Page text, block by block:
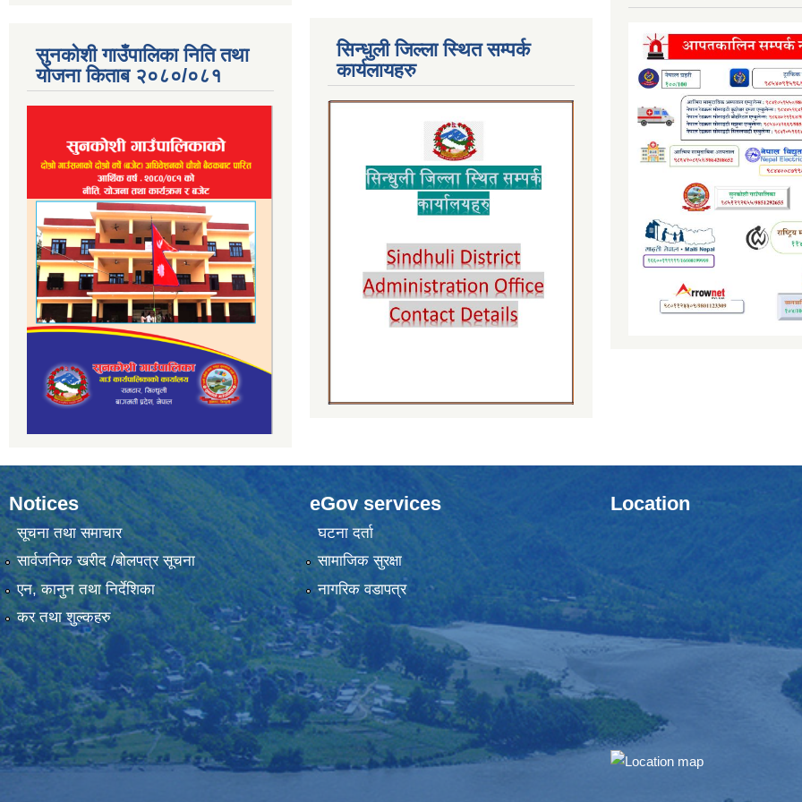
सुनकोशी गाउँपालिका निति तथा
योजना किताब २०८०/०८१
सिन्धुली जिल्ला स्थित सम्पर्क
कार्यलायहरु
Notices
सूचना तथा समाचार
सार्वजनिक खरीद /बोलपत्र सूचना
एन, कानुन तथा निर्देशिका
कर तथा शुल्कहरु
eGov services
घटना दर्ता
सामाजिक सुरक्षा
नागरिक वडापत्र
Location